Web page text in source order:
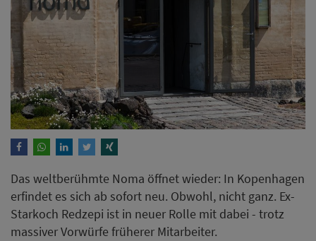
Das weltberühmte Noma öffnet wieder: In Kopenhagen
erfindet es sich ab sofort neu. Obwohl, nicht ganz. Ex-
Starkoch Redzepi ist in neuer Rolle mit dabei - trotz
massiver Vorwürfe früherer Mitarbeiter.